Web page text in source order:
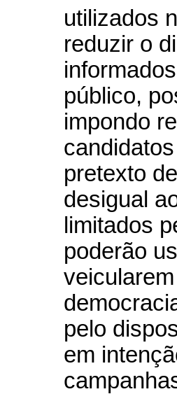
utilizados
reduzir o
público,
impondo
pretexto
desigual
limitados
poderão
pelo
em